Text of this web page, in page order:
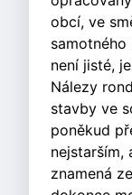
obcí, ve
není jisté,
Nálezy
stavby ve
poněkud
znamená